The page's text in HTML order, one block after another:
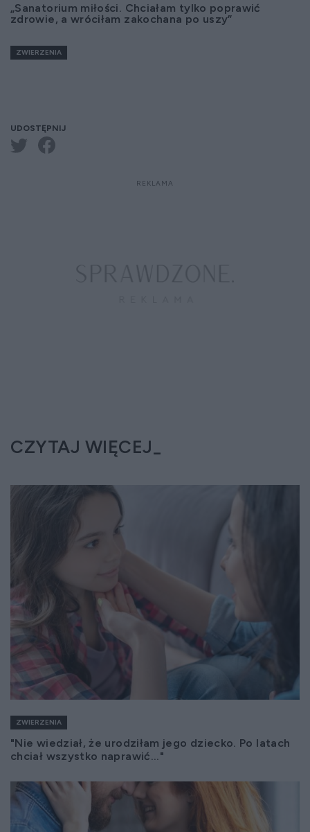
„Sanatorium miłości. Chciałam tylko poprawić
zdrowie, a wróciłam zakochana po uszy”
ZWIERZENIA
UDOSTĘPNIJ
CZYTAJ WIĘCEJ
ZWIERZENIA
"Nie wiedział, że urodziłam jego dziecko. Po latach
chciał wszystko naprawić..."